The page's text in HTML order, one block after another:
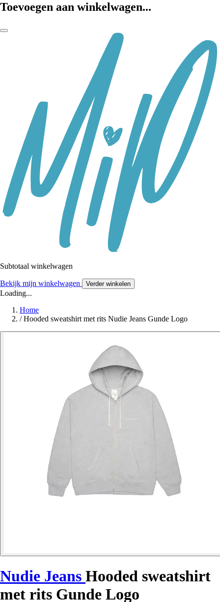
Toevoegen aan winkelwagen...
Subtotaal winkelwagen
Bekijk mijn winkelwagen Verder winkelen
Loading...
Home
/ Hooded sweatshirt met rits Nudie Jeans Gunde Logo
Nudie Jeans Hooded sweatshirt
met rits Gunde Logo